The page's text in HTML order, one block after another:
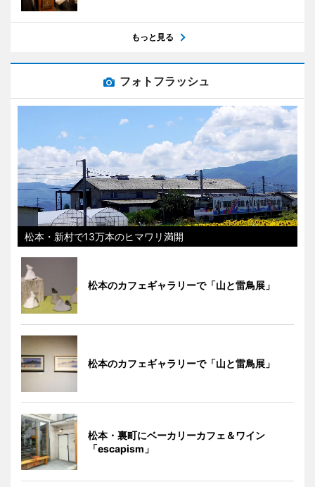
もっと見る
フォトフラッシュ
松本・新村で13万本のヒマワリ満開
松本のカフェギャラリーで「山と雷鳥展」
松本のカフェギャラリーで「山と雷鳥展」
松本・裏町にベーカリーカフェ＆ワイン
「escapism」